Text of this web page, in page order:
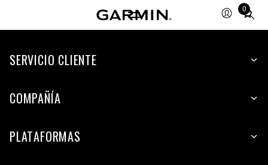
0
Total
items
cart:
SERVICIO CLIENTE
COMPAÑÍA
PLATAFORMAS